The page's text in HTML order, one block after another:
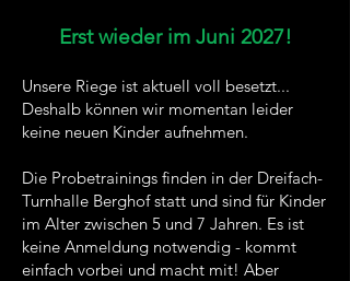
Erst wieder im Juni 2027!
Unsere Riege ist aktuell voll besetzt...
Deshalb können wir momentan leider
keine neuen Kinder aufnehmen.
​Die Probetrainings finden in der Dreifach-
Turnhalle Berghof statt und sind für Kinder
im Alter zwischen 5 und 7 Jahren. Es ist
keine Anmeldung notwendig - kommt
einfach vorbei und macht mit! Aber